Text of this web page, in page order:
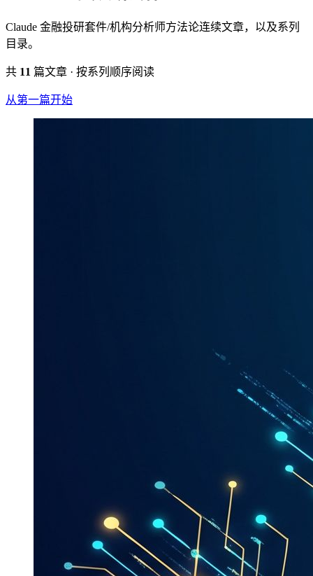
Claude 金融投研套件/机构分析师方法论连续文章，以及系列
目录。
共 11 篇文章 · 按系列顺序阅读
从第一篇开始